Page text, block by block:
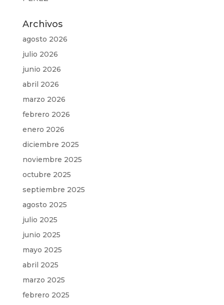
Archivos
agosto 2026
julio 2026
junio 2026
abril 2026
marzo 2026
febrero 2026
enero 2026
diciembre 2025
noviembre 2025
octubre 2025
septiembre 2025
agosto 2025
julio 2025
junio 2025
mayo 2025
abril 2025
marzo 2025
febrero 2025